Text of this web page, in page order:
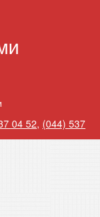
04 52, (044) 537